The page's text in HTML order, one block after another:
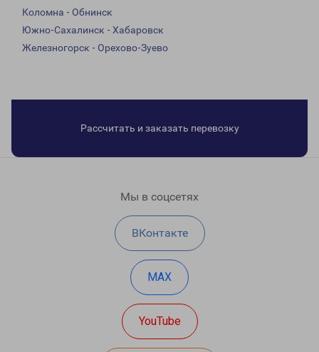
Коломна - Обнинск
Южно-Сахалинск - Хабаровск
Железногорск - Орехово-Зуево
Рассчитать и заказать перевозку
Мы в соцсетях
ВКонтакте
MAX
YouTube